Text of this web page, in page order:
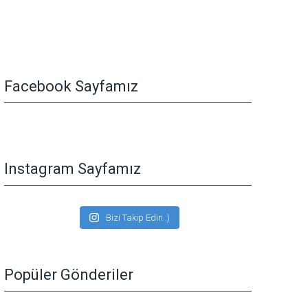
Facebook Sayfamız
Instagram Sayfamız
Bizi Takip Edin :)
Popüler Gönderiler